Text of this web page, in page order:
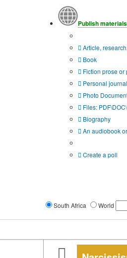
Publish materials
Article,
Book
Fiction prose or
Personal
Photo
Files:
Biography
An audiobook
Create a poll
South Africa World